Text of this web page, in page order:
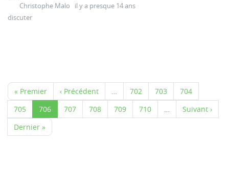
Christophe Malo
il y a presque 14 ans
discuter
« Premier ‹ Précédent 702 703
704
705
706 707 708 709 710
Suivant ›
Dernier »